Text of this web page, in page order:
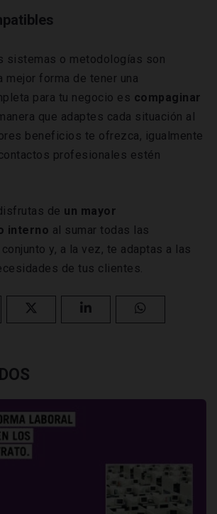
sistemas o metodologías son
mejor forma de tener una
para tu negocio es compaginar
que adaptes cada situación al
beneficios te ofrezca, igualmente
profesionales estén
de un mayor
interno al sumar todas las
y, a la vez, te adaptas a las
de tus clientes.